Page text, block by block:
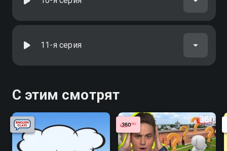
11-я серия
С этим смотрят